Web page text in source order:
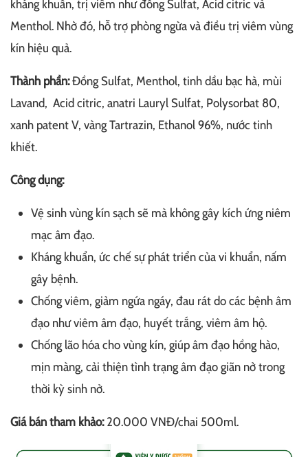
kháng khuẩn, trị viêm như đồng Sulfat, Acid citric và
Menthol. Nhờ đó, hỗ trợ phòng ngừa và điều trị viêm vùng
kín hiệu quả.
Thành phần:Đồng Sulfat, Menthol, tinh dầu bạc hà, mùi
Lavand, Acid citric, anatri Lauryl Sulfat, Polysorbat 80,
xanh patent V, vàng Tartrazin, Ethanol 96%, nước tinh
khiết.
Công dụng:
Vệ sinh vùng kín sạch sẽ mà không gây kích ứng niêm
mạc âm đạo.
Kháng khuẩn, ức chế sự phát triển của vi khuẩn, nấm
gây bệnh.
Chống viêm, giảm ngứa ngáy, đau rát do các bệnh âm
đạo như viêm âm đạo, huyết trắng, viêm âm hộ.
Chống lão hóa cho vùng kín, giúp âm đạo hồng hào,
mịn màng, cải thiện tình trạng âm đạo giãn nở trong
thời kỳ sinh nở.
Giá bán tham khảo:20.000 VNĐ/chai 500ml.